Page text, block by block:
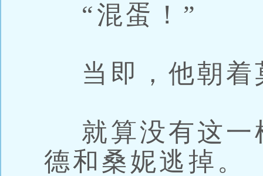
“混蛋！”
当即，他朝着
就算没有这一
德和桑妮逃掉。